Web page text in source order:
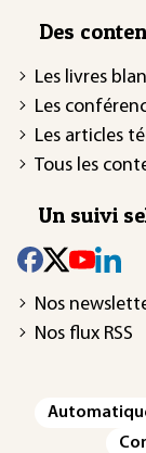
Des
Les livres
Les
Les articles
Tous les
Un suivi
Nos
Nos flux RSS